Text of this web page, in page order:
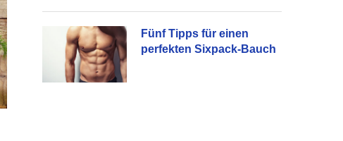
Fünf Tipps für einen
perfekten Sixpack-Bauch